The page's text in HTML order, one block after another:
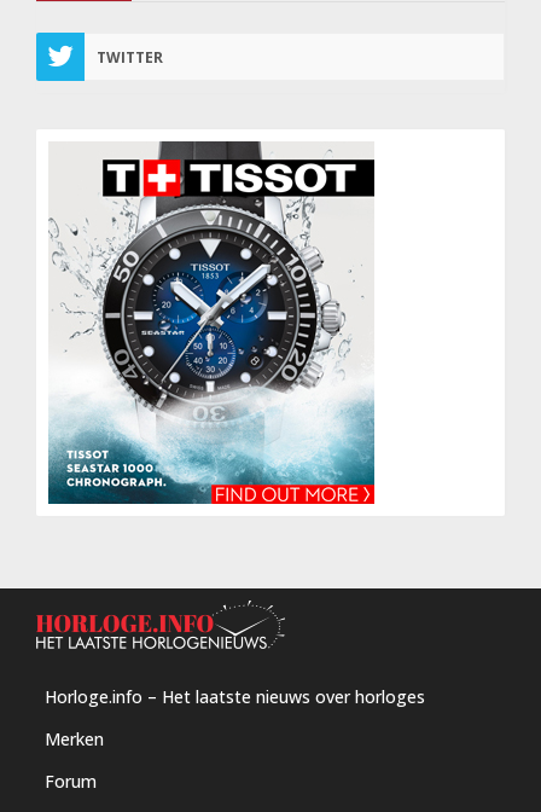
TWITTER
Horloge.info – Het laatste nieuws over horloges
Merken
Forum